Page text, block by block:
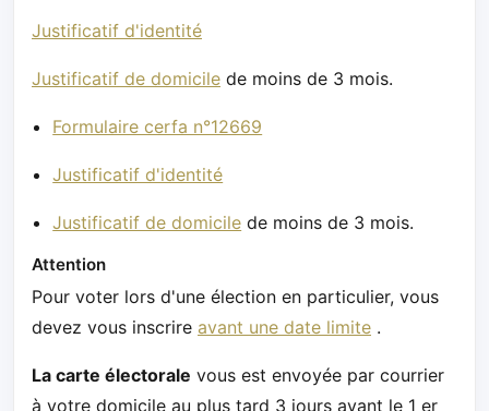
Justificatif d'identité
Justificatif de domicile de moins de 3 mois.
Formulaire cerfa n°12669
Justificatif d'identité
Justificatif de domicile de moins de 3 mois.
Attention
Pour voter lors d'une élection en particulier, vous
devez vous inscrire avant une date limite .
La carte électorale vous est envoyée par courrier
à votre domicile au plus tard 3 jours avant le 1 er